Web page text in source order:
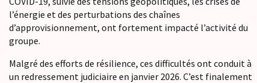
l’énergie et des perturbations des chaînes
d’approvisionnement, ont fortement impacté l’activité du
groupe.
Malgré des efforts de résilience, ces difficultés ont conduit à
un redressement judiciaire en janvier 2026. C’est finalement